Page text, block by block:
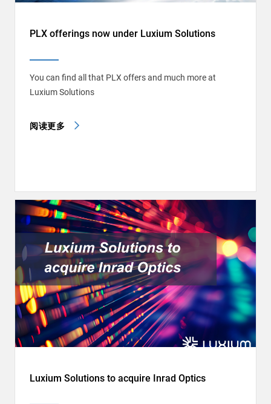
PLX offerings now under Luxium Solutions
You can find all that PLX offers and much more at
Luxium Solutions
阅读更多
Luxium Solutions to acquire Inrad Optics